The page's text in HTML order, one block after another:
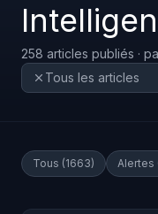
258 articles publiés ·
Tous les articles
Tous (1663) Alertes